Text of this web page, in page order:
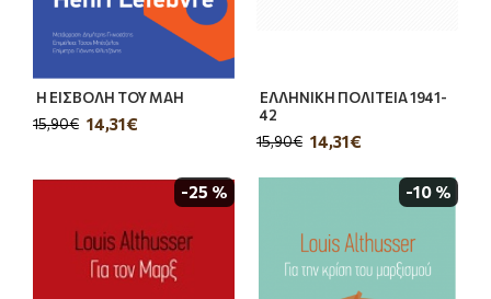
Η ΕΙΣΒΟΛΗ ΤΟΥ ΜΑΗ
14,31€
15,90€
ΕΛΛΗΝΙΚΗ ΠΟΛΙΤΕΙΑ 1941-
42
14,31€
15,90€
-25 % -10 %